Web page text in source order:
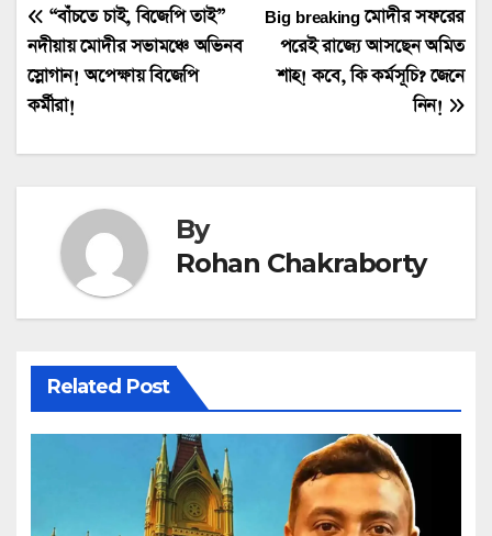
Post
navigation
Big breaking মোদীর সফরের
পরেই রাজ্যে আসছেন অমিত
শাহ! কবে, কি কর্মসূচি? জেনে
নিন!
“বাঁচতে চাই, বিজেপি তাই”
নদীয়ায় মোদীর সভামঞ্চে অভিনব
স্লোগান! অপেক্ষায় বিজেপি
কর্মীরা!
By
Rohan Chakraborty
Related Post